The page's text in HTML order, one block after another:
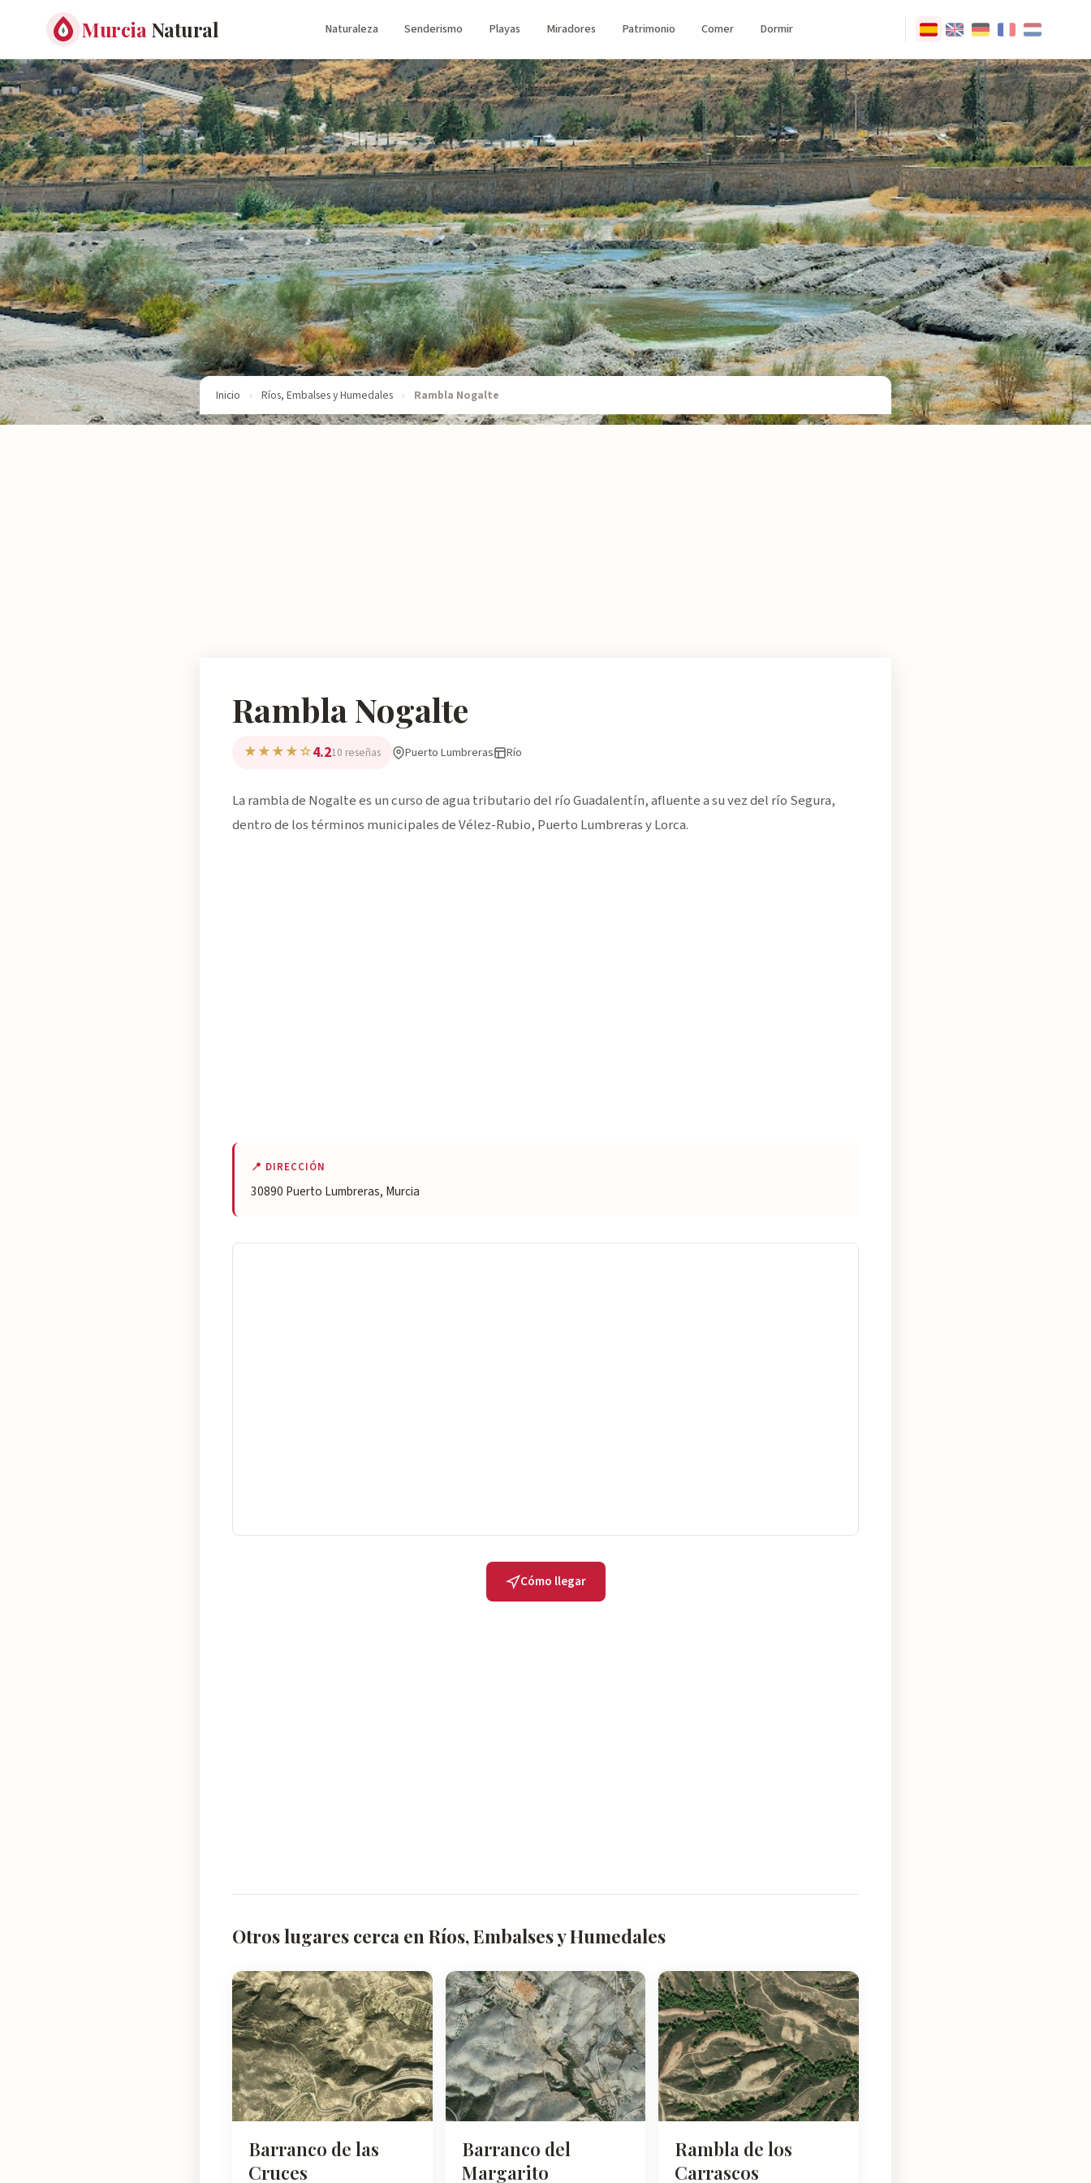
Murcia Natural Naturaleza Senderismo Playas Miradores Patrimonio Comer Dormir
Inicio › Ríos, Embalses y Humedales › Rambla Nogalte
Rambla Nogalte
★★★★☆4.210 reseñas Puerto Lumbreras Río
La rambla de Nogalte es un curso de agua tributario del río Guadalentín, afluente a su vez del río Segura,
dentro de los términos municipales de Vélez-Rubio, Puerto Lumbreras y Lorca.
📍 DIRECCIÓN
30890 Puerto Lumbreras, Murcia
Cómo llegar
Otros lugares cerca en Ríos, Embalses y Humedales
Barranco de las
Cruces
Barranco del
Margarito
Rambla de los
Carrascos